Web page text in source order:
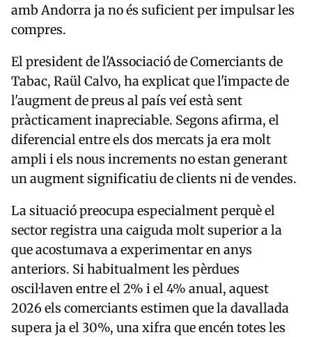
amb Andorra ja no és suficient per impulsar les
compres.
El president de l'Associació de Comerciants de
Tabac, Raül Calvo, ha explicat que l'impacte de
l'augment de preus al país veí està sent
pràcticament inapreciable. Segons afirma, el
diferencial entre els dos mercats ja era molt
ampli i els nous increments no estan generant
un augment significatiu de clients ni de vendes.
La situació preocupa especialment perquè el
sector registra una caiguda molt superior a la
que acostumava a experimentar en anys
anteriors. Si habitualment les pèrdues
oscil·laven entre el 2% i el 4% anual, aquest
2026 els comerciants estimen que la davallada
supera ja el 30%, una xifra que encén totes les